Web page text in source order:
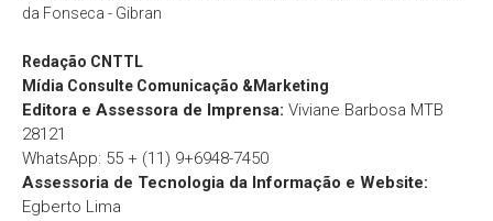
da Fonseca - Gibran
Redação CNTTL
Mídia Consulte Comunicação &Marketing
Editora e Assessora de Imprensa: Viviane Barbosa MTB
28121
WhatsApp: 55 + (11) 9+6948-7450
Assessoria de Tecnologia da Informação e Website:
Egberto Lima